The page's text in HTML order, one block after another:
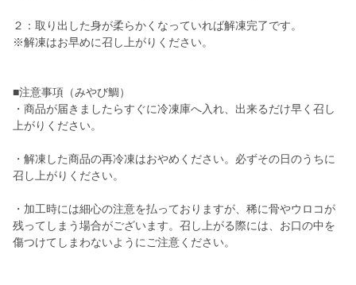
２：取り出した身が柔らかくなっていれば解凍完了です。
※解凍はお早めに召し上がりください。
■注意事項（みやび鯛）
・商品が届きましたらすぐに冷凍庫へ入れ、出来るだけ早く召し
上がりください。
・解凍した商品の再冷凍はおやめください。必ずその日のうちに
召し上がりください。
・加工時には細心の注意を払っておりますが、稀に骨やウロコが
残ってしまう場合がございます。召し上がる際には、お口の中を
傷つけてしまわないようにご注意ください。